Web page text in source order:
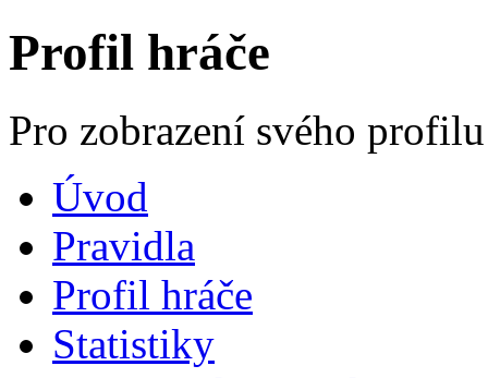
Profil hráče
Pro zobrazení svého
Úvod
Pravidla
Profil hráče
Statistiky